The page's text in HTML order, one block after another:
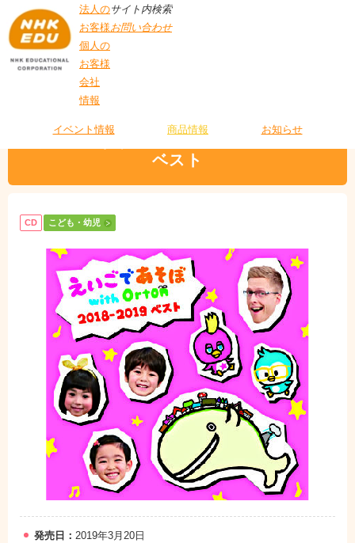
法人の
お客様
個人の
お客様
会社
情報
サイト内検索
お問い合わせ
イベント情報 商品情報 お知らせ
ベスト
CD こども・幼児
発売日： 2019年3月20日